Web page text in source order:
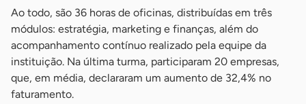
Ao todo, são 36 horas de oficinas, distribuídas em três
módulos: estratégia, marketing e finanças, além do
acompanhamento contínuo realizado pela equipe da
instituição. Na última turma, participaram 20 empresas,
que, em média, declararam um aumento de 32,4% no
faturamento.